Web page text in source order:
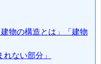
物の構造とは」「建物
ない部分」